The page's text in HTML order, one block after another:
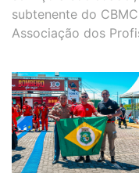
subtenente do
Associação dos